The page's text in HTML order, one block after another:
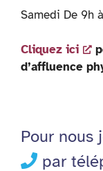
Samedi De 9h
Cliquez ici
d’affluence
Pour nous
par